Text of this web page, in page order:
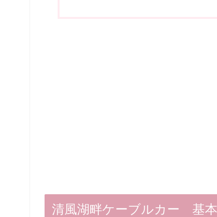
清風湖畔ケーブルカー 基